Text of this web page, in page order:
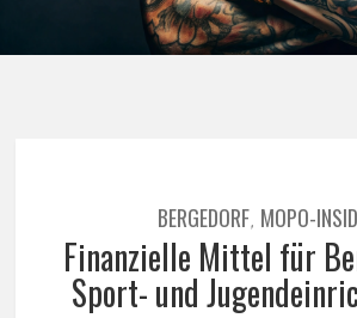
BERGEDORF, MOPO-
Finanzielle Mittel für
Sport- und